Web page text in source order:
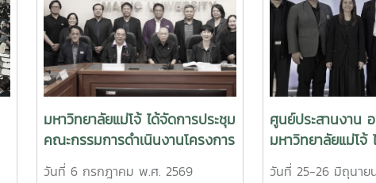
มหาวิทยาลัยแม่โจ้ ได้จัดการประชุม
คณะกรรมการดำเนินงานโครงการ
อนุรักษ์พันธุกรรมพืชอันเนื่องมา
วันที่ 6 กรกฎาคม พ.ศ. 2569
ศูนย์ประสานงาน
มหาวิทยาลัยแม่โจ้
ประชุมเชิงปฏิบัติก
วันที่ 25-26 มิถุนาย